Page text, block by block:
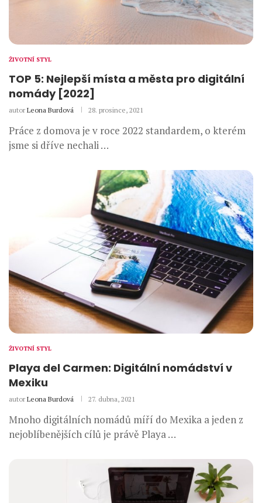
ŽIVOTNÍ STYL
TOP 5: Nejlepší místa a města pro digitální
nomády [2022]
autor Leona Burdová 28. prosince, 2021
Práce z domova je v roce 2022 standardem, o kterém
jsme si dříve nechali …
ŽIVOTNÍ STYL
Playa del Carmen: Digitální nomádství v
Mexiku
autor Leona Burdová 27. dubna, 2021
Mnoho digitálních nomádů míří do Mexika a jeden z
nejoblíbenějších cílů je právě Playa …